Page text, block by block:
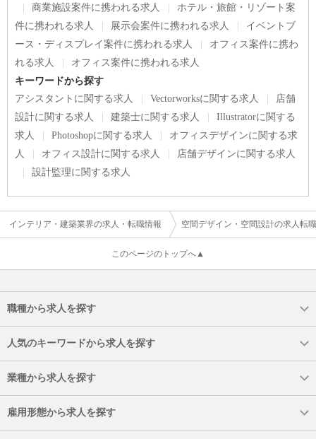
商業施設案件に携われる求人
ホテル・旅館・リゾート案
件に携われる求人
展示会案件に携われる求人
イベントブ
ース・ディスプレイ案件に携われる求人
オフィス案件に携わ
れる求人
オフィス案件に携われる求人
キーワードから探す
アシスタントに関する求人
Vectorworksに関する求人
店舗
設計に関する求人
建築士に関する求人
Illustratorに関する
求人
Photoshopに関する求人
オフィスデザインに関する求
人
オフィス設計に関する求人
店舗デザインに関する求人
設計監理に関する求人
インテリア・建築業界の求人・転職情報 空間デザイン・空間設計の求人転
このページのトップへ▲
職種から求人を探す
人気のキーワードから求人を探す
業種から求人を探す
雇用形態から求人を探す